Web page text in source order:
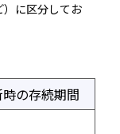
に区分してお
の存続期間